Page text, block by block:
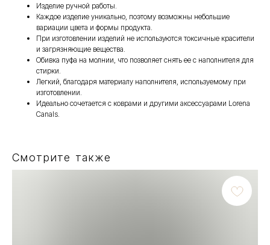
Изделие ручной работы.
Каждое изделие уникально, поэтому возможны небольшие
вариации цвета и формы продукта.
При изготовлении изделий не используются токсичные красители
и загрязняющие вещества.
Обивка пуфа на молнии, что позволяет снять ее с наполнителя для
стирки.
Легкий, благодаря материалу наполнителя, используемому при
изготовлении.
Идеально сочетается с коврами и другими аксессуарами Lorena
Canals.
Смотрите также